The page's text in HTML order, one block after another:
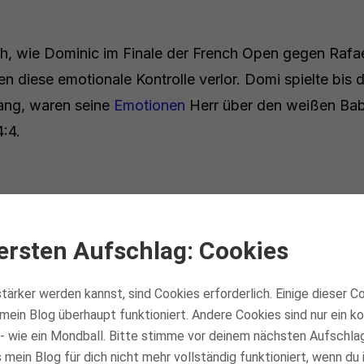
wie Dominic im Finale der French Open gegen
diese emotionale Kontrolle verlor. Domi spielte bis
waren seine Emotionen Herr über den weißen
und dieser fiese
aus. Das mag auch an den Umständen gelegen
Aufschlag: Cookies
werden kannst, sind Cookies erforderlich. Einige dieser
Blog überhaupt funktioniert. Andere Cookies sind nur ein
wie ein Mondball. Bitte stimme vor deinem nächsten
mein Blog für dich nicht mehr vollständig funktioniert, wenn du